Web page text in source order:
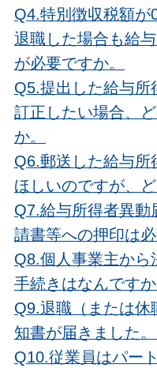
Q4.特別徴収税額が
退職した場合も給
が必要ですか。
Q5.提出した給与所
訂正したい場合、
か。
Q6.郵送した給与所
ほしいのですが、
Q7.給与所得者異動
請書等への押印は必
Q8.個人事業主から
手続きはなんですか
Q9.退職（または休
知書が届きました
Q10.従業員はパー